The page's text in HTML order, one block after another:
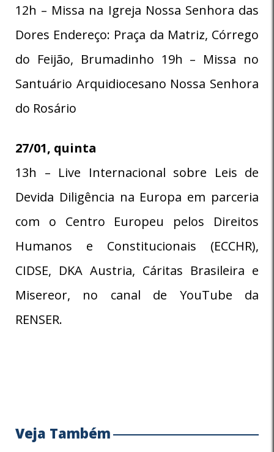
12h – Missa na Igreja Nossa Senhora das
Dores Endereço: Praça da Matriz, Córrego
do Feijão, Brumadinho 19h – Missa no
Santuário Arquidiocesano Nossa Senhora
do Rosário
27/01, quinta
13h – Live Internacional sobre Leis de
Devida Diligência na Europa em parceria
com o Centro Europeu pelos Direitos
Humanos e Constitucionais (ECCHR),
CIDSE, DKA Austria, Cáritas Brasileira e
Misereor, no canal de YouTube da
RENSER.
Veja Também